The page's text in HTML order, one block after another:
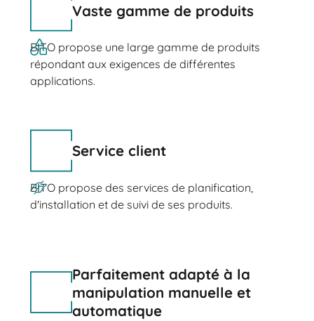
Vaste gamme de produits
BITO propose une large gamme de produits
répondant aux exigences de différentes
applications.
Service client
BITO propose des services de planification,
d'installation et de suivi de ses produits.
Parfaitement adapté à la
manipulation manuelle et
automatique